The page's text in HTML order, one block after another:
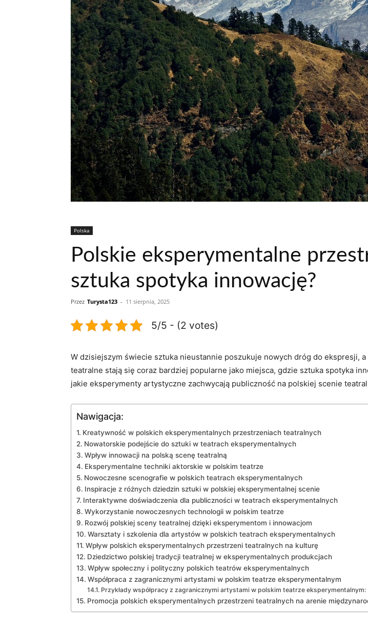
Polska
Polskie eksperymentalne
sztuka spotyka innowację?
Przez Turysta123 - 11 sierpnia, 2025
5/5 - (2 votes)
W dzisiejszym świecie⁣ sztuka nieustannie poszukuje nowych⁤ dróg do‌ ekspresji,
teatralne stają ⁤się coraz bardziej popularne jako miejsca, gdzie sztuka ‍spotyka
jakie ⁤eksperymenty ‌artystyczne zachwycają publiczność na polskiej scenie
Nawigacja:
Kreatywność w polskich ⁢eksperymentalnych⁣ przestrzeniach teatralnych
Nowatorskie ⁤podejście do ​sztuki w teatrach eksperymentalnych
Wpływ innowacji na polską ‍scenę teatralną
Eksperymentalne techniki aktorskie w polskim teatrze
Nowoczesne scenografie w ‍polskich teatrach‍ eksperymentalnych
Inspiracje z różnych ‌dziedzin sztuki w‍ polskiej eksperymentalnej scenie
Interaktywne doświadczenia ‌dla​ publiczności w teatrach eksperymentalnych
Wykorzystanie nowoczesnych technologii w polskim⁣ teatrze
Rozwój polskiej​ sceny teatralnej dzięki ‍eksperymentom i‍ innowacjom
Warsztaty i szkolenia dla artystów w polskich teatrach ​eksperymentalnych
Wpływ polskich eksperymentalnych przestrzeni teatralnych na kulturę
Dziedzictwo polskiej⁤ tradycji teatralnej w eksperymentalnych produkcjach
Wpływ społeczny i polityczny ⁢polskich teatrów⁣ eksperymentalnych
Współpraca z ‌zagranicznymi artystami ‌w polskim teatrze⁣ eksperymentalnym
Przykłady współpracy z ⁤zagranicznymi artystami w polskim teatrze ⁤eksperymentalnym:
Promocja polskich⁤ eksperymentalnych⁤ przestrzeni ‌teatralnych na arenie